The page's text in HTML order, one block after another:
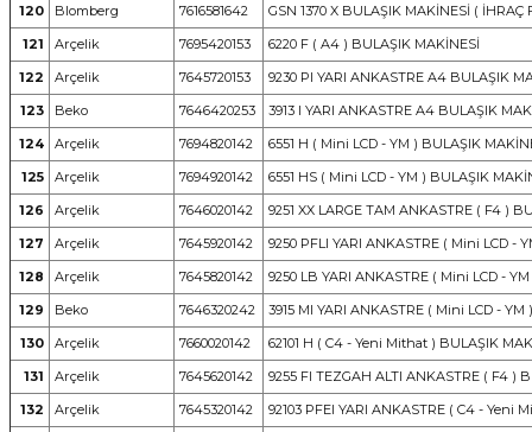
120
Blomberg 7616581642
GSN 1370 X BULAŞIK MAKİNESİ ( İHRAÇ
121
Arçelik 7695420153
6220 F ( A4 ) BULAŞIK MAKİNESİ
122
Arçelik 7645720153
9230 PI YARI ANKASTRE A4 BULAŞIK
123
Beko 7646420253
3913 I YARI ANKASTRE A4 BULAŞIK
124
Arçelik 7694820142
6551 H ( Mini LCD - YM ) BULAŞIK
125
Arçelik 7694920142
6551 HS ( Mini LCD - YM ) BULAŞIK
126
Arçelik 7646020142
9251 XX LARGE TAM ANKASTRE ( F4 )
127
Arçelik 7645920142
9250 PFLI YARI ANKASTRE ( Mini LCD -
128
Arçelik 7645820142
9250 LB YARI ANKASTRE ( Mini LCD -
129
Beko 7646320242
3915 MI YARI ANKASTRE ( Mini LCD -
130
Arçelik 7660020142
62101 H ( C4 - Yeni Mithat ) BULAŞIK
131
Arçelik 7645620142
9255 FI TEZGAH ALTI ANKASTRE ( F4 )
132
Arçelik 7645320142
92103 PFEI YARI ANKASTRE ( C4 - Yeni